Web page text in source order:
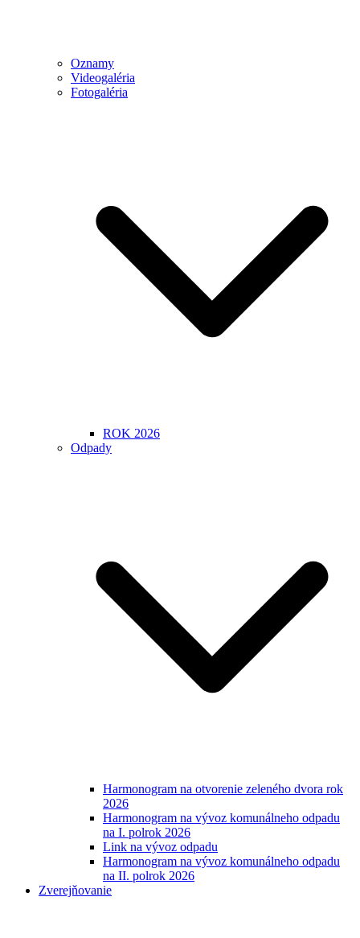
Oznamy
Videogaléria
Fotogaléria
ROK 2026
Odpady
Harmonogram na otvorenie zeleného dvora rok
2026
Harmonogram na vývoz komunálneho odpadu
na I. polrok 2026
Link na vývoz odpadu
Harmonogram na vývoz komunálneho odpadu
na II. polrok 2026
Zverejňovanie